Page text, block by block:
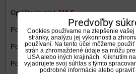
Opláštenie plné 215 €
Podstavec prizma 271 €
Podstavec panorama 255 €
Podstavec klasik 289 €
Predvoľby
Cookies používame na zlepšenie
stránky, analýzu jej výkonnosti a
používaní. Na tento účel môžeme
strán a zhromaždené údaje sa môžu
USA alebo iných krajinách. Kliknutím
vyjadrujete svoj súhlas s týmto
podrobné informácie alebo upraviť